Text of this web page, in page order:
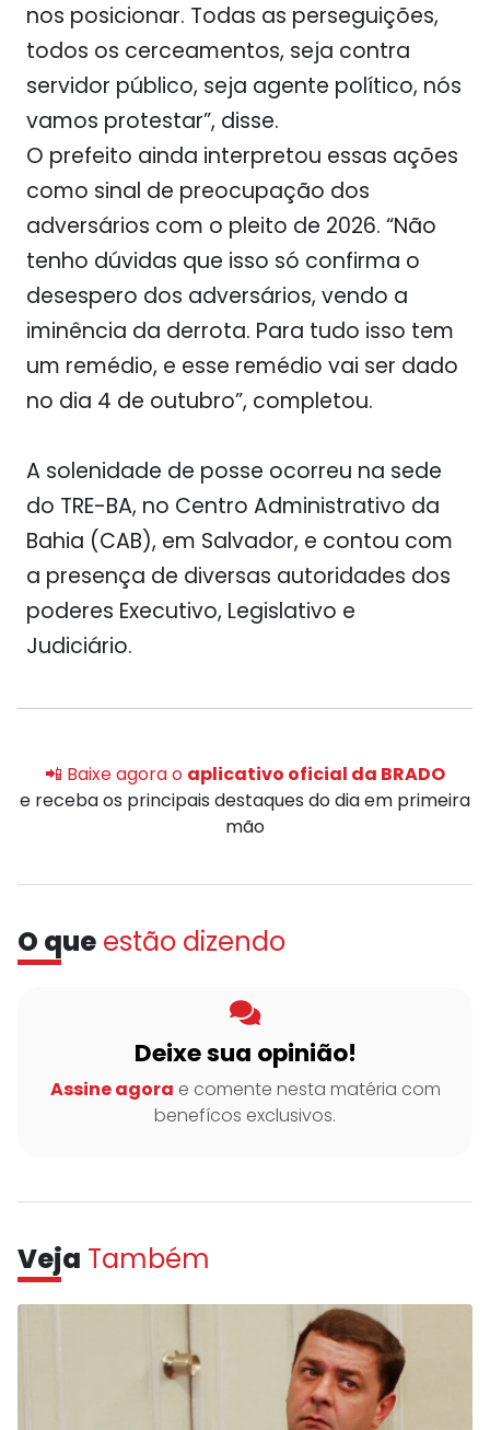
nos posicionar. Todas as perseguições,
todos os cerceamentos, seja contra
servidor público, seja agente político, nós
vamos protestar”, disse.
O prefeito ainda interpretou essas ações
como sinal de preocupação dos
adversários com o pleito de 2026. “Não
tenho dúvidas que isso só confirma o
desespero dos adversários, vendo a
iminência da derrota. Para tudo isso tem
um remédio, e esse remédio vai ser dado
no dia 4 de outubro”, completou.
A solenidade de posse ocorreu na sede
do TRE-BA, no Centro Administrativo da
Bahia (CAB), em Salvador, e contou com
a presença de diversas autoridades dos
poderes Executivo, Legislativo e
Judiciário.
📲 Baixe agora o aplicativo oficial da BRADO
e receba os principais destaques do dia em primeira
mão
O que estão dizendo
Deixe sua opinião!
Assine agora e comente nesta matéria com
benefícos exclusivos.
Veja Também